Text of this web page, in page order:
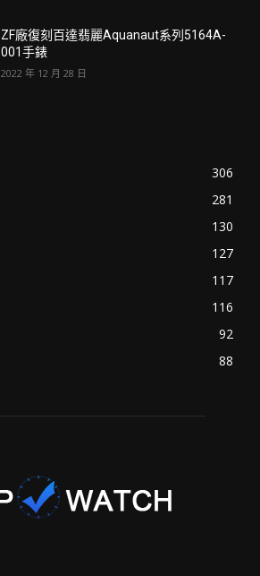
ZF廠復刻百達翡麗Aquanaut系列5164A-
001手錶
2022 年 12 月 28 日
306
281
130
127
117
116
92
88